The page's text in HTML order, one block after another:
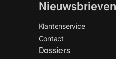
Nieuwsbrieven
Klantenservice
Contact
Dossiers